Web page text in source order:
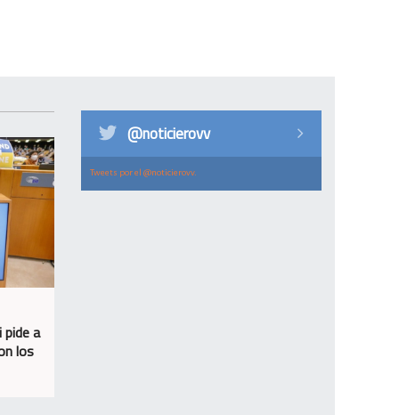
pide a
los
@noticierovv
Tweets por el @noticierovv.